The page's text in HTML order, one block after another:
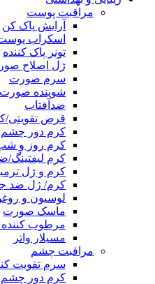
مراقبت پوست
آرایش پاک کن
اسکراب
تونر پاک کننده
ژل اصلاح
سرم صورت
شوینده صورت
ضدآفتاب
قرص تقویتی/
کرم دور چشم
کرم روز و
کرم
کرم و ژل
کرم/ ژل ضد
لوسیون و
ماسک صورت
مرطوب کننده
مسیلار واتر
مراقبت چشم
سرم تقویت
کرم دور چشم